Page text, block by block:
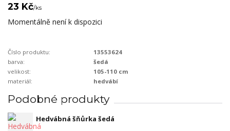
23 Kč/ks
Momentálně není k dispozici
Číslo produktu:
13553624
barva:
šedá
velikost:
105-110 cm
materiál:
hedvábí
Podobné produkty
Hedvábná šňůrka šedá